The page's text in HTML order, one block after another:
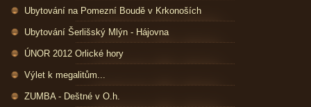
Ubytování na Pomezní Boudě v Krkonoších
Ubytování Šerlišský Mlýn - Hájovna
ÚNOR 2012 Orlické hory
Výlet k megalitům...
ZUMBA - Deštné v O.h.